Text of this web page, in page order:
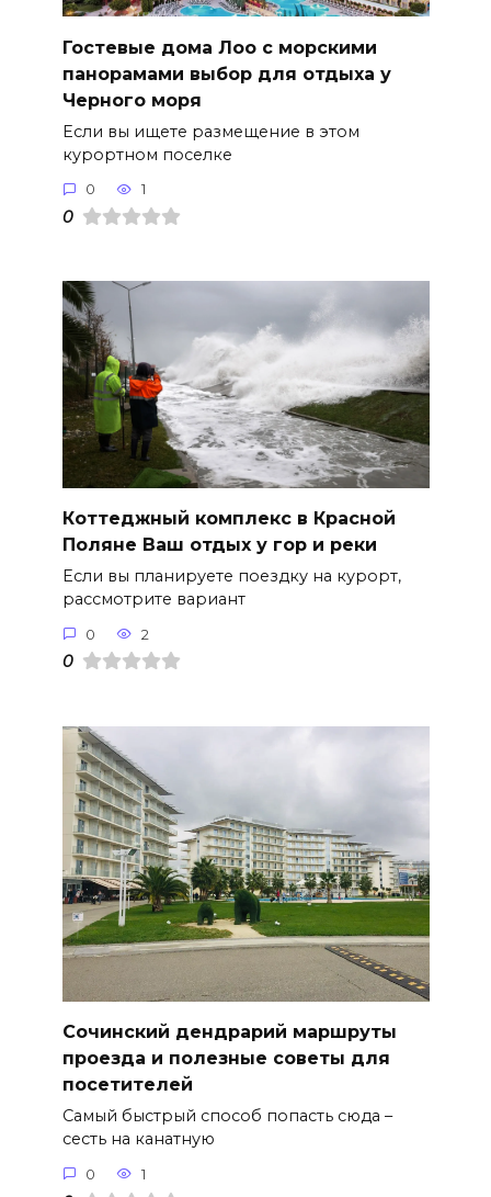
Гостевые дома Лоо с морскими
панорамами выбор для отдыха у
Черного моря
Если вы ищете размещение в этом
курортном поселке
0 1
0
Коттеджный комплекс в Красной
Поляне Ваш отдых у гор и реки
Если вы планируете поездку на курорт,
рассмотрите вариант
0 2
0
Сочинский дендрарий маршруты
проезда и полезные советы для
посетителей
Самый быстрый способ попасть сюда –
сесть на канатную
0 1